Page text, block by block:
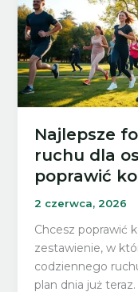
inaczej?
Najlepsze
ruchu dla
poprawić
2 czerwca, 2026
Chcesz poprawić
zestawienie, w
codziennego
plan dnia już teraz.